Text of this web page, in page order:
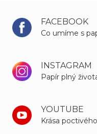
FACEBOOK
Co umíme s
INSTAGRAM
Papír plný
YOUTUBE
Krása